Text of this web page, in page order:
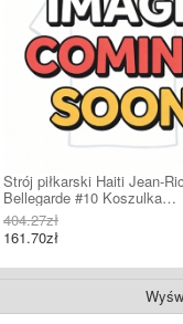
Strój piłkarski Haiti Jean-
Bellegarde #10 Koszulka
Podstawowej dziecięce MŚ
Krótki Rękaw (+ Krótkie
404.27zł
161.70zł